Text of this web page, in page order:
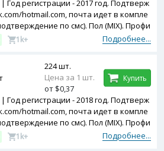
Год регистрации - 2017 год. Подтверж
hotmail.com, почта идет в компле
по смс). Пол (MIX). Профи
авторизация включен
Подробнее...
1k+
Год регистрации - 2018 год. Подтверж
hotmail.com, почта идет в компле
по смс). Пол (MIX). Профи
авторизация включен
Подробнее...
1k+
224 шт.
Цена за 1 шт.
от $0,37
Купить